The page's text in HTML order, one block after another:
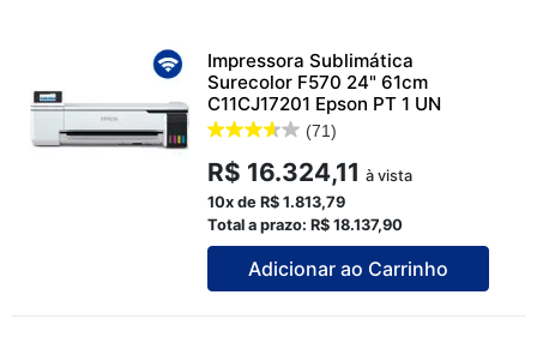
Impressora Sublimática
Surecolor F570 24" 61cm
C11CJ17201 Epson PT 1 UN
(71)
R$ 16.324,11 à vista
10x de R$ 1.813,79
Total a prazo: R$ 18.137,90
Adicionar ao Carrinho